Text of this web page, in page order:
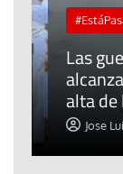
Las
alta de
Jose Luis